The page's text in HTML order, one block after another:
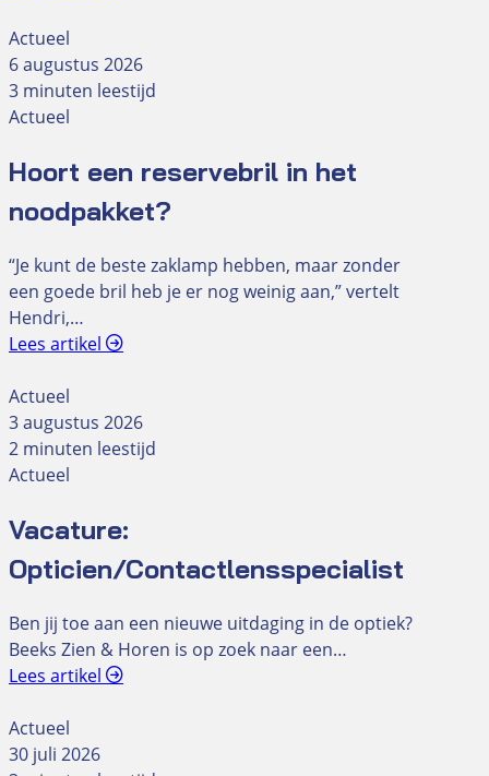
Actueel
6 augustus 2026
3 minuten leestijd
Actueel
Hoort een reservebril in het
noodpakket?
“Je kunt de beste zaklamp hebben, maar zonder
een goede bril heb je er nog weinig aan,” vertelt
Hendri,…
Lees artikel
Actueel
3 augustus 2026
2 minuten leestijd
Actueel
Vacature:
Opticien/Contactlensspecialist
Ben jij toe aan een nieuwe uitdaging in de optiek?
Beeks Zien & Horen is op zoek naar een…
Lees artikel
Actueel
30 juli 2026